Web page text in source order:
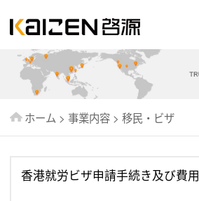
日本語
企業情報
事業内容
ニュース
出版物
ホーム > 事業内容 > 移民・ビザ
香港就労ビザ申請手続き及び費用